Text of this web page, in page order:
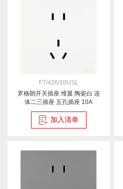
F7/426/10USL
罗格朗开关插座 维翼 陶瓷白 连
体二三插座 五孔插座 10A
加入清单